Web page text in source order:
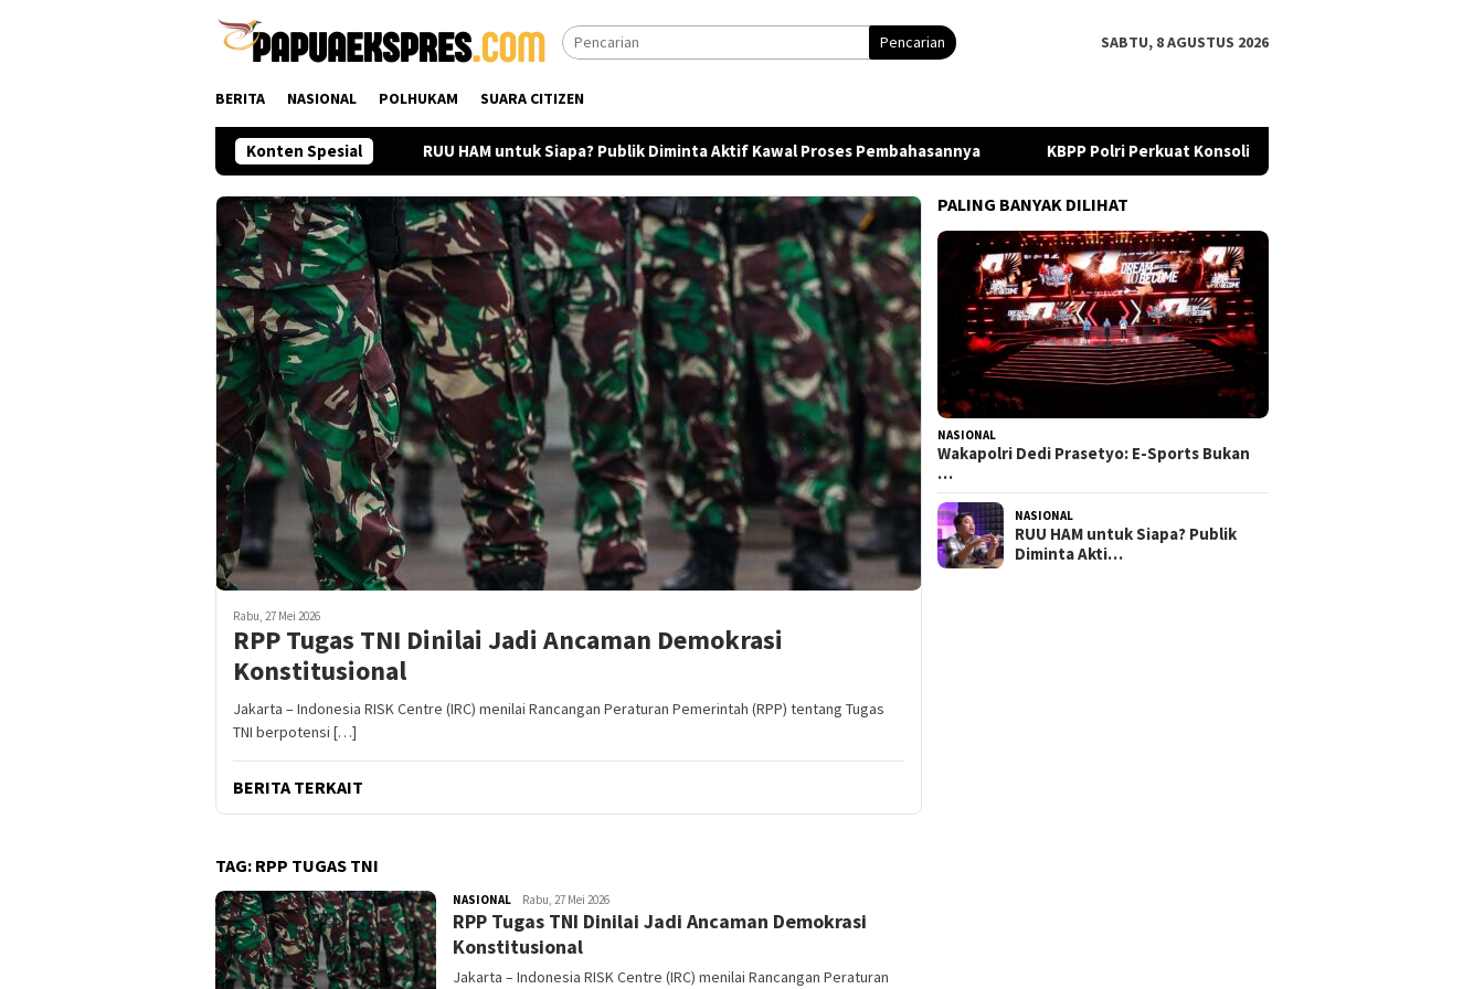
Pencarian SABTU, 8 AGUSTUS 2026
BERITA NASIONAL POLHUKAM SUARA CITIZEN
Konten Spesial
Lagi Sekadar Hobi, Tapi Ruang Prestasi RUU HAM untuk Siapa? Publik Diminta Aktif Kawal Proses Pembahasannya KBPP Polri Perkuat Konsolidasi dari Pusat hingga Daerah
Rabu, 27 Mei 2026
RPP Tugas TNI Dinilai Jadi Ancaman Demokrasi
Konstitusional
Jakarta – Indonesia RISK Centre (IRC) menilai Rancangan Peraturan Pemerintah (RPP) tentang Tugas
TNI berpotensi […]
BERITA TERKAIT
TAG: RPP TUGAS TNI
NASIONAL Redaktur
Rabu, 27 Mei 2026
RPP Tugas TNI Dinilai Jadi Ancaman Demokrasi
Konstitusional
Jakarta – Indonesia RISK Centre (IRC) menilai Rancangan Peraturan
PALING BANYAK DILIHAT
NASIONAL
Wakapolri Dedi Prasetyo: E-Sports Bukan
…
NASIONAL
RUU HAM untuk Siapa? Publik
Diminta Akti…